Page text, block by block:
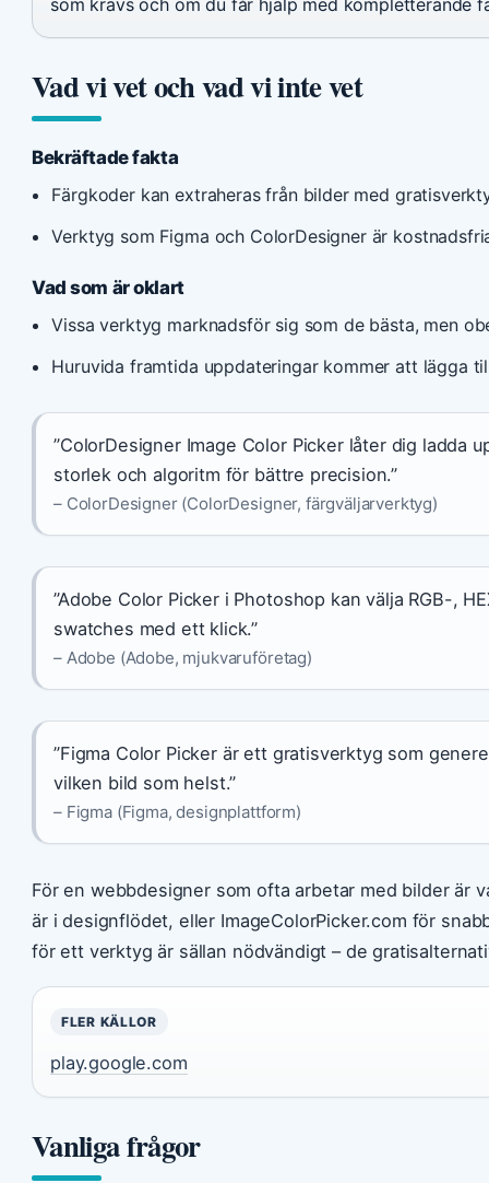
Vad vi vet och vad vi inte vet
Bekräftade fakta
Färgkoder kan extraheras från bilder med
Verktyg som Figma och ColorDesigner är
Vad som är oklart
Vissa verktyg marknadsför sig som de bästa, men
Huruvida framtida uppdateringar kommer att lägga
”ColorDesigner Image Color Picker låter dig ladda
storlek och algoritm för bättre precision.”
– ColorDesigner (ColorDesigner, färgväljarverktyg)
”Adobe Color Picker i Photoshop kan välja RGB-,
swatches med ett klick.”
– Adobe (Adobe, mjukvaruföretag)
”Figma Color Picker är ett gratisverktyg som
vilken bild som helst.”
– Figma (Figma, designplattform)
För en webbdesigner som ofta arbetar med bilder är
är i designflödet, eller ImageColorPicker.com för
för ett verktyg är sällan nödvändigt – de
FLER KÄLLOR
play.google.com
Vanliga frågor